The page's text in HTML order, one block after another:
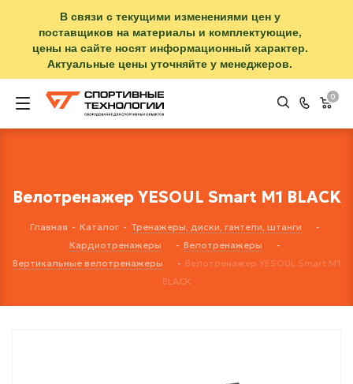
В связи с текущими изменениями цен у
поставщиков на материалы и комплектующие,
цены на сайте носят информационный характер.
Актуальные цены уточняйте у менеджеров.
0
Велотренажер YESOUL Smart M1 BLACK
Главная - Каталог - Тренажеры, диски, гантели, штанги
-
Кардиотренажеры
- Велотренажеры
-
Вертикальные велотренажеры
- Велотренажер YESOUL Smart M1
BLACK